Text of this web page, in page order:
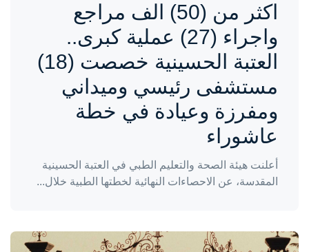
اكثر من (50) الف مراجع
واجراء (27) عملية كبرى..
العتبة الحسينية خصصت (18)
مستشفى رئيسي وميداني
ومفرزة وعيادة في خطة
عاشوراء
أعلنت هيئة الصحة والتعليم الطبي في العتبة الحسينية
المقدسة، عن الاحصاءات النهائية لخطتها الطبية خلال...